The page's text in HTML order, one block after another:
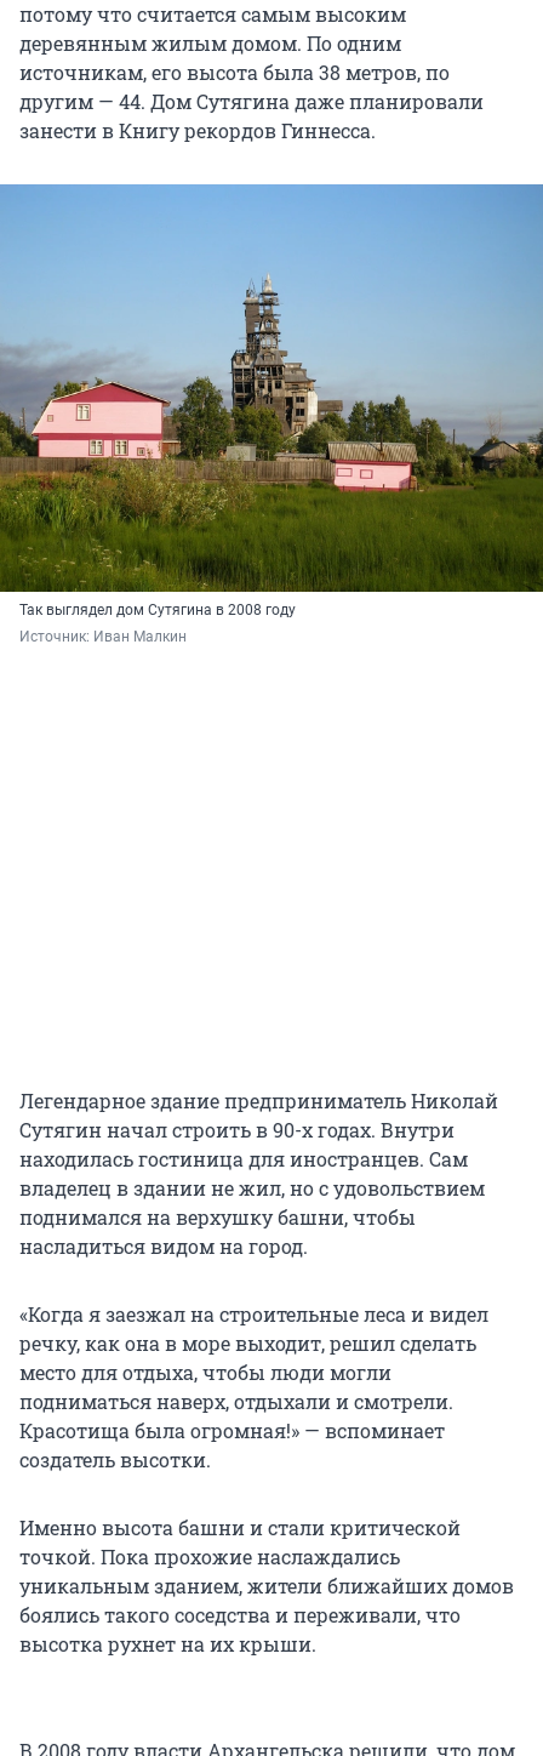
потому что считается самым высоким
деревянным жилым домом. По одним
источникам, его высота была 38 метров, по
другим — 44. Дом Сутягина даже планировали
занести в Книгу рекордов Гиннесса.
Так выглядел дом Сутягина в 2008 году
Источник: Иван Малкин
Легендарное здание предприниматель Николай
Сутягин начал строить в 90-х годах. Внутри
находилась гостиница для иностранцев. Сам
владелец в здании не жил, но с удовольствием
поднимался на верхушку башни, чтобы
насладиться видом на город.
«Когда я заезжал на строительные леса и видел
речку, как она в море выходит, решил сделать
место для отдыха, чтобы люди могли
подниматься наверх, отдыхали и смотрели.
Красотища была огромная!» — вспоминает
создатель высотки.
Именно высота башни и стали критической
точкой. Пока прохожие наслаждались
уникальным зданием, жители ближайших домов
боялись такого соседства и переживали, что
высотка рухнет на их крыши.
В 2008 году власти Архангельска решили, что дом